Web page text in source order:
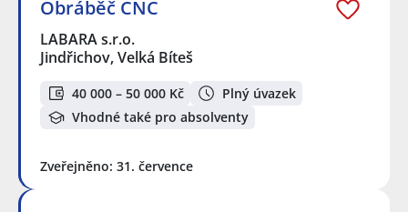
Obráběč CNC
LABARA s.r.o.
Jindřichov, Velká Bíteš
40 000 – 50 000 Kč
Plný úvazek
Vhodné také pro absolventy
Zveřejněno: 31. července